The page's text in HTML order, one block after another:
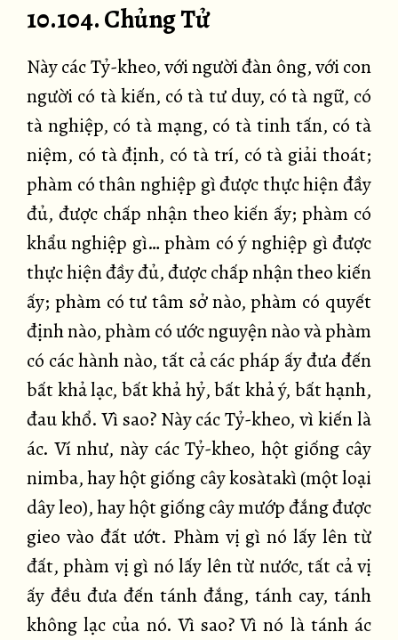
10.104. Chủng Tử
Này các Tỷ-kheo, với người đàn ông, với con
người có tà kiến, có tà tư duy, có tà ngữ, có
tà nghiệp, có tà mạng, có tà tinh tấn, có tà
niệm, có tà định, có tà trí, có tà giải thoát;
phàm có thân nghiệp gì được thực hiện đầy
đủ, được chấp nhận theo kiến ấy; phàm có
khẩu nghiệp gì… phàm có ý nghiệp gì được
thực hiện đầy đủ, được chấp nhận theo kiến
ấy; phàm có tư tâm sở nào, phàm có quyết
định nào, phàm có ước nguyện nào và phàm
có các hành nào, tất cả các pháp ấy đưa đến
bất khả lạc, bất khả hỷ, bất khả ý, bất hạnh,
đau khổ. Vì sao? Này các Tỷ-kheo, vì kiến là
ác. Ví như, này các Tỷ-kheo, hột giống cây
nimba, hay hột giống cây kosàtakì (một loại
dây leo), hay hột giống cây mướp đắng được
gieo vào đất ướt. Phàm vị gì nó lấy lên từ
đất, phàm vị gì nó lấy lên từ nước, tất cả vị
ấy đều đưa đến tánh đắng, tánh cay, tánh
không lạc của nó. Vì sao? Vì nó là tánh ác